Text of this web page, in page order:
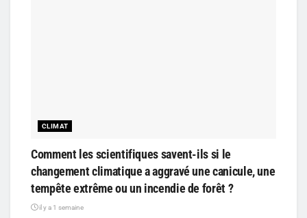
CLIMAT
Comment les scientifiques savent-ils si le
changement climatique a aggravé une canicule, une
tempête extrême ou un incendie de forêt ?
il y a 1 semaine